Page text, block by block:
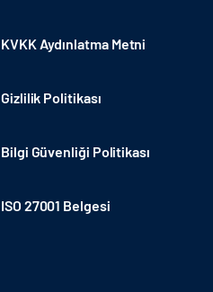
KVKK Aydınlatma Metni
Gizlilik Politikası
Bilgi Güvenliği Politikası
ISO 27001 Belgesi